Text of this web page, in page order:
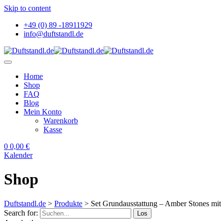
Skip to content
+49 (0) 89 -18911929
info@duftstandl.de
Home
Shop
FAQ
Blog
Mein Konto
Warenkorb
Kasse
0 0,00 €
Kalender
Shop
Duftstandl.de > Produkte > Set Grundausstattung – Amber Stones
Search for:
Los